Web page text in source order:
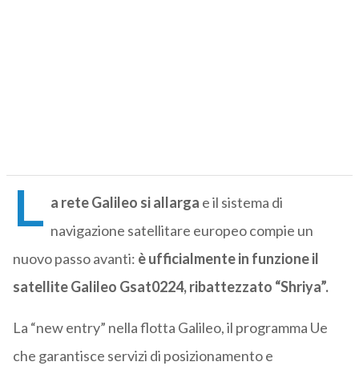
L a rete Galileo si allarga e il sistema di
navigazione satellitare europeo compie un
nuovo passo avanti: è ufficialmente in funzione il
satellite Galileo Gsat0224, ribattezzato “Shriya”.
La “new entry” nella flotta Galileo, il programma Ue
che garantisce servizi di posizionamento e